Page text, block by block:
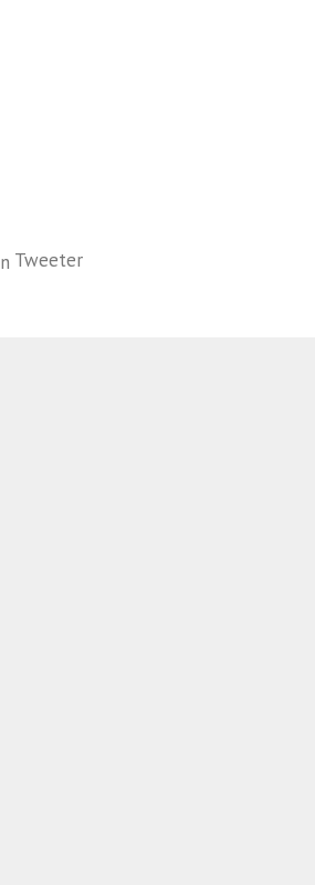
Tweeter